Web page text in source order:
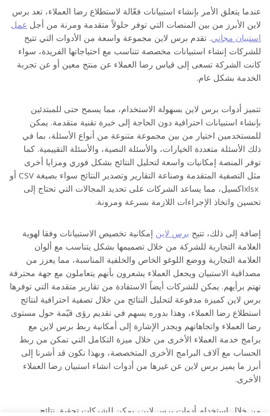
عندما يتعلق الأمر بإنشاء استبيانات فعّالة لاستطلاع رضا العملاء، تعد برس
لاين الأبرز من بين المنصات التي توفر حلولاً متقدمة ومرنة من أجل عمل
استبيان مجاني. تقدم برس لاين مجموعة واسعة من الأدوات التي تتيح
للشركات إنشاء استبيانات مخصصة تتناسب مع احتياجاتها الفريدة، سواء
كانت الشركة تسعى إلى قياس رضا العملاء عن منتج معين أو عن تجربة
الخدمة بشكل عام.
تتميز أدوات برس لاين بسهولة الاستخدام، مما يسمح حتى للمبتدئين
بإنشاء استبيانات احترافية دون الحاجة إلى خبرة تقنية متقدمة. يمكن
للمستخدمين اختيار من بين مجموعة متنوعة من أنواع الأسئلة، بما في
ذلك الأسئلة متعددة الخيارات، والأسئلة النصية، والأسئلة التقييمية. كما
توفر المنصة إمكانيات واسعة لتحليل النتائج بشكل فوري ومزايا أخرى
مثل التصفية المتقدمة وصناعة التقارير وتصدير النتائج سواء بصيغة CSV أو
xlsxاكسيل، مما يساعد الشركات على تحديد المجالات التي تحتاج إلى
تحسين واتخاذ الإجراءات اللازمة بسرعة ومرونة.
إضافة إلى ذلك، تتيح برس لاين إمكانية تخصيص الاستبيانات وفقا لهوية
العلامة التجارية للشركة من خلال تصميمها بشكل يتناسب مع ألوان
العلامة التجارية ووضع اللوغو الخاص والخلفية المناسبة، مما يعزز من
مصداقية الاستبيان ويجعل العملاء يشعرون بأنهم يتعاملون مع جهة محترفة
تهتم برأيهم. يمكن للشركات أيضاً الاستفادة من تقارير متقدمة التي توفرها
برس لاين كميزة مدفوعة لتحليل النتائج من خلال تصفية احترافية لنتائج
استطلاع رضا العملاء، وهذا بدوره يسهم في تقديم رؤى قيّمة حول مستوى
رضا العملاء واتجاهاتهم ويجدر الإشارة إلى أمكانية ربط برس لاين مع
برامج خدمة العملاء الأخرى من خلال ميزة التكامل التي تمكن من ربط
الحساب مع آلاف البرامج الأخرى المتخصصة، وبهذا نكون قد أشرنا إلى
أبرز ما يميز برس لاين عن غيرها من أدوات انشاء استبيان رضا العملاء
الأخرى.
من خلال استخدام أدوات برس لاين، يمكن للشركات تحقيق نتائج